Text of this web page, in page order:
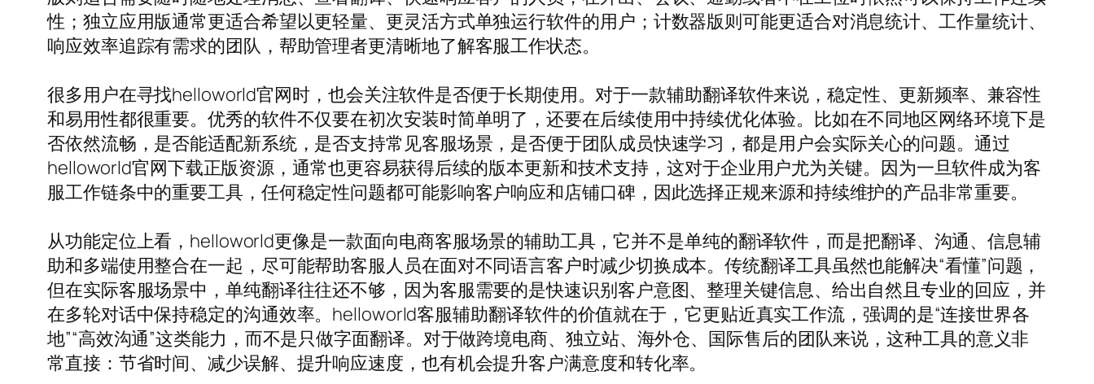
性；独立应用版通常更适合希望以更轻量、更灵活方式单独运行软件的用户；计数器版则可能更适合对消息统计、工作量统计、
响应效率追踪有需求的团队，帮助管理者更清晰地了解客服工作状态。
很多用户在寻找helloworld官网时，也会关注软件是否便于长期使用。对于一款辅助翻译软件来说，稳定性、更新频率、兼容性
和易用性都很重要。优秀的软件不仅要在初次安装时简单明了，还要在后续使用中持续优化体验。比如在不同地区网络环境下是
否依然流畅，是否能适配新系统，是否支持常见客服场景，是否便于团队成员快速学习，都是用户会实际关心的问题。通过
helloworld官网下载正版资源，通常也更容易获得后续的版本更新和技术支持，这对于企业用户尤为关键。因为一旦软件成为客
服工作链条中的重要工具，任何稳定性问题都可能影响客户响应和店铺口碑，因此选择正规来源和持续维护的产品非常重要。
从功能定位上看，helloworld更像是一款面向电商客服场景的辅助工具，它并不是单纯的翻译软件，而是把翻译、沟通、信息辅
助和多端使用整合在一起，尽可能帮助客服人员在面对不同语言客户时减少切换成本。传统翻译工具虽然也能解决“看懂”问题，
但在实际客服场景中，单纯翻译往往还不够，因为客服需要的是快速识别客户意图、整理关键信息、给出自然且专业的回应，并
在多轮对话中保持稳定的沟通效率。helloworld客服辅助翻译软件的价值就在于，它更贴近真实工作流，强调的是“连接世界各
地”“高效沟通”这类能力，而不是只做字面翻译。对于做跨境电商、独立站、海外仓、国际售后的团队来说，这种工具的意义非
常直接：节省时间、减少误解、提升响应速度，也有机会提升客户满意度和转化率。